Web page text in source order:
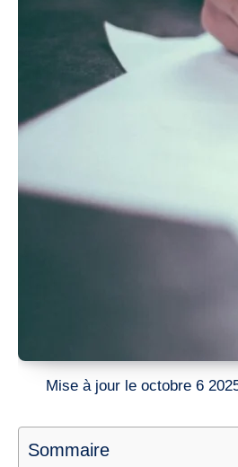
Mise à jour le octobre 6
Sommaire